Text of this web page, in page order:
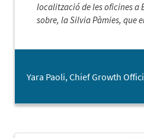
localització de les oficines a
sobre, la Silvia Pàmies, que